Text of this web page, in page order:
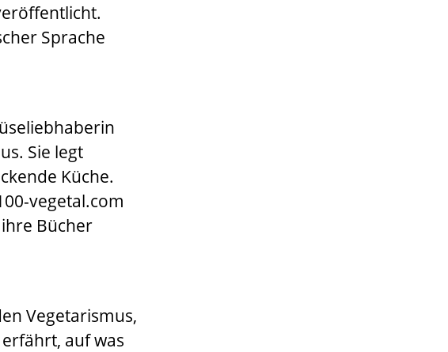
Sprache
Sie legt
Küche.
vegetal.com
Bücher
Vegetarismus,
auf was